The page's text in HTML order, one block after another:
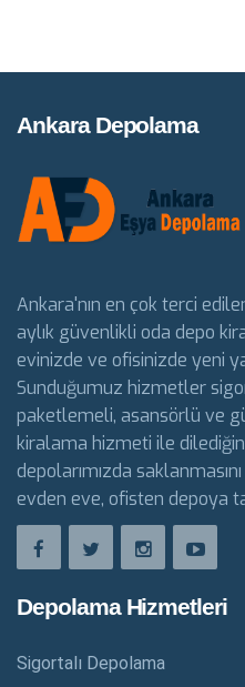
Ankara Depolama
Ankara'nın en çok terci
aylık güvenlikli oda depo
evinizde ve ofisinizde yeni
Sunduğumuz hizmetler
paketlemeli, asansörlü ve
kiralama hizmeti ile
depolarımızda
evden eve, ofisten depoya
Depolama Hizmetleri
Sigortalı Depolama